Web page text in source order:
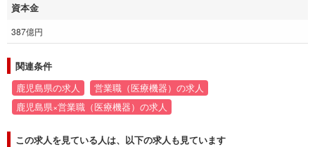
資本金
387億円
関連条件
鹿児島県の求人
営業職（医療機器）の求人
鹿児島県×営業職（医療機器）の求人
この求人を見ている人は、以下の求人も見ています